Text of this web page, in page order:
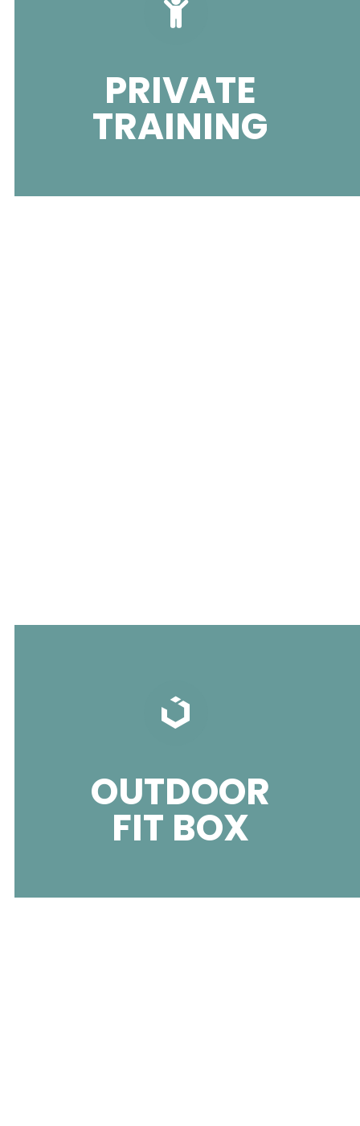
PRIVATE
TRAINING
OUTDOOR
FIT BOX